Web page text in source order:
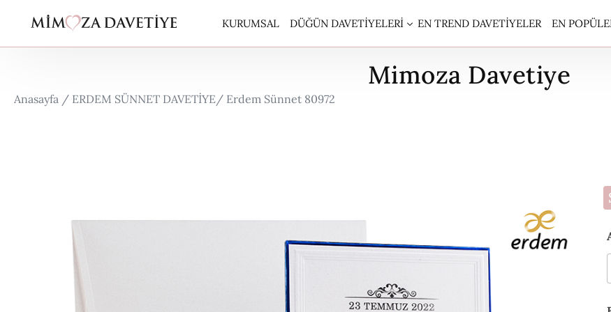
KURUMSAL DÜĞÜN DAVETIYELERI
ARAS DAVETİYE
ERDEM SÜNNET DAVETİYE
EN TREND DAVETIYELER EN
Mimoza Davetiye
Anasayfa / ERDEM SÜNNET DAVETİYE/ Erdem Sünnet 80972